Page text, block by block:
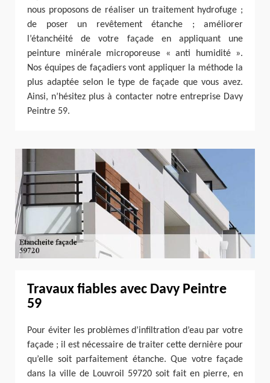
nous proposons de réaliser un traitement hydrofuge ;
de poser un revêtement étanche ; améliorer
l’étanchéité de votre façade en appliquant une
peinture minérale microporeuse « anti humidité ».
Nos équipes de façadiers vont appliquer la méthode la
plus adaptée selon le type de façade que vous avez.
Ainsi, n’hésitez plus à contacter notre entreprise Davy
Peintre 59.
Travaux fiables avec Davy Peintre
59
Pour éviter les problèmes d’infiltration d’eau par votre
façade ; il est nécessaire de traiter cette dernière pour
qu’elle soit parfaitement étanche. Que votre façade
dans la ville de Louvroil 59720 soit fait en pierre, en